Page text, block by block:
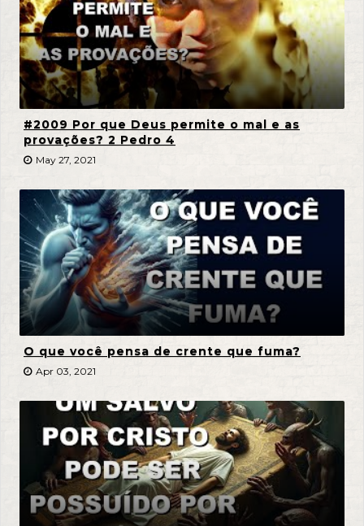
#2009 Por que Deus permite o mal e as
provações? 2 Pedro 4
May 27, 2021
O que você pensa de crente que fuma?
Apr 03, 2021